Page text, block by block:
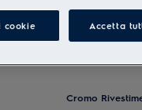
Cromo
cookie Accetta